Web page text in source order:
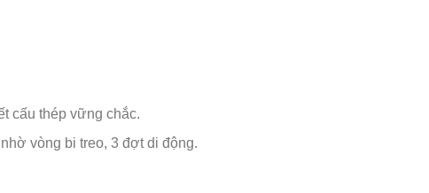
cấu thép vững chắc.
vòng bi treo, 3 đợt di động.